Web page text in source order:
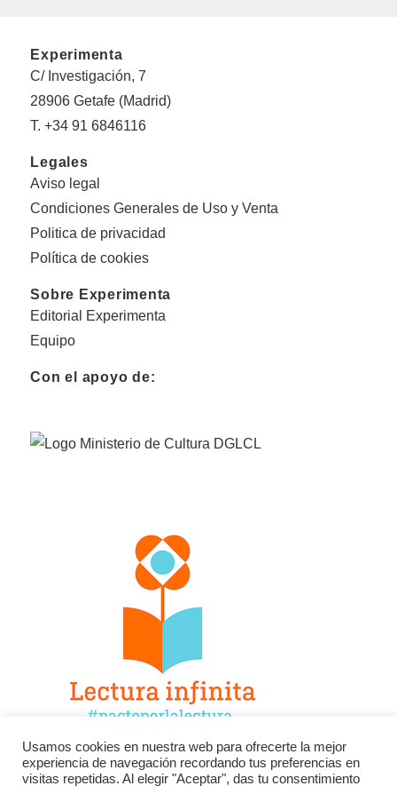
Experimenta
C/ Investigación, 7
28906 Getafe (Madrid)
T. +34 91 6846116
Legales
Aviso legal
Condiciones Generales de Uso y Venta
Politica de privacidad
Política de cookies
Sobre Experimenta
Editorial Experimenta
Equipo
Con el apoyo de:
Facebook Twitter Instagram
Usamos cookies en nuestra web para ofrecerte la mejor
experiencia de navegación recordando tus preferencias en
visitas repetidas. Al elegir "Aceptar", das tu consentimiento